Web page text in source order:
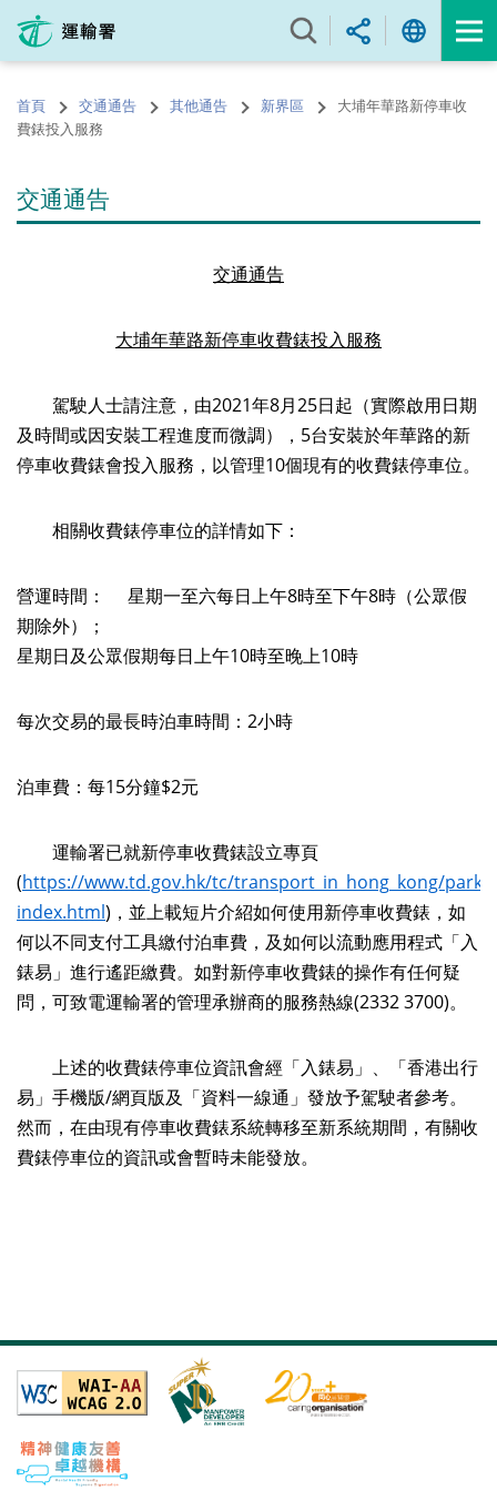
內
的首頁 交通通告 其他通告 新界區
大埔年華路新停車收
費錶投入服務
交通通告
交通通告
大埔年華路新停車收費錶投入服務
駕駛人士請注意，由2021年8月25日起（實際啟用日期
及時間或因安裝工程進度而微調），5台安裝於年華路的新
停車收費錶會投入服務，以管理10個現有的收費錶停車位。
相關收費錶停車位的詳情如下：
營運時間： 星期一至六每日上午8時至下午8時（公眾假
期除外）；
星期日及公眾假期每日上午10時至晚上10時
每次交易的最長時泊車時間：2小時
泊車費：每15分鐘$2元
運輸署已就新停車收費錶設立專頁
(https://www.td.gov.hk/tc/transport_in_hong_kong/
index.html)，並上載短片介紹如何使用新停車收費錶，如
何以不同支付工具繳付泊車費，及如何以流動應用程式「入
錶易」進行遙距繳費。如對新停車收費錶的操作有任何疑
問，可致電運輸署的管理承辦商的服務熱線(2332 3700)。
上述的收費錶停車位資訊會經「入錶易」、「香港出行
易」手機版/網頁版及「資料一線通」發放予駕駛者參考。
然而，在由現有停車收費錶系統轉移至新系統期間，有關收
費錶停車位的資訊或會暫時未能發放。